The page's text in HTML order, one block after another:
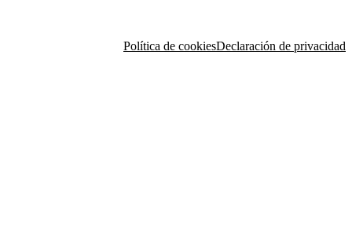
Política de cookiesDeclaración de privacidad